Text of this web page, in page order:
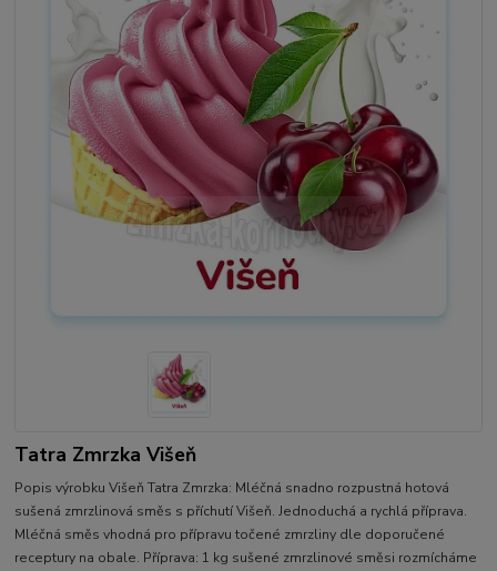
Tatra Zmrzka Višeň
Popis výrobku Višeň Tatra Zmrzka: Mléčná snadno rozpustná hotová
sušená zmrzlinová směs s příchutí Višeň. Jednoduchá a rychlá příprava.
Mléčná směs vhodná pro přípravu točené zmrzliny dle doporučené
receptury na obale. Příprava: 1 kg sušené zmrzlinové směsi rozmícháme